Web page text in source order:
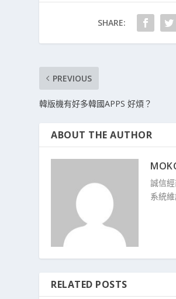
SHARE:
PREVIOUS
韓版機有好多韓國APPS 好煩？
ABOUT THE AUTHOR
誠信
系統維
RELATED POSTS